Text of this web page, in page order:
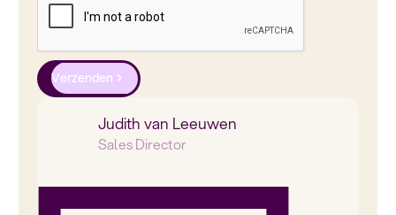
Judith van Leeuwen
Sales Director
Verzenden